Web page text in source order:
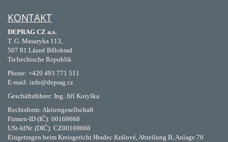
KONTAKT
DEPRAG CZ a.s.
T. G. Masaryka 113,
507 81 Lázně Bělohrad
Tschechische Republik
Phone: +420 493 771 511
E-mail: info@deprag.cz
Geschäftsführer: Ing. Jiří Kotyška
Rechtsform: Aktiengesellschaft
Firmen-ID (IČ): 00169668
USt-IdNr. (DIČ): CZ00169668
Eingetragen beim Kreisgericht Hradec Králové, Abteilung B, Anlage 76